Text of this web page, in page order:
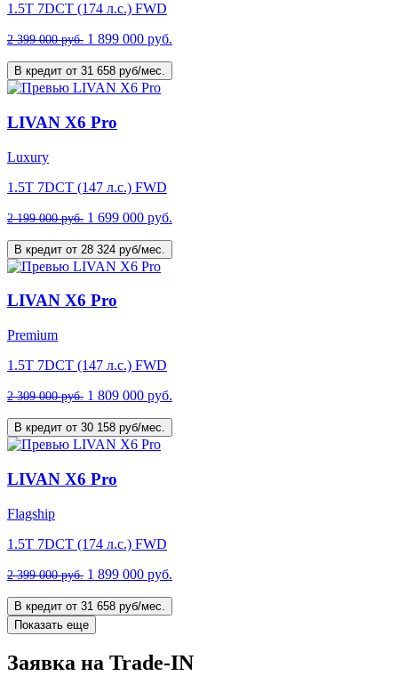
1.5T 7DCT (174 л.с.) FWD
2 399 000 руб. 1 899 000 руб.
В кредит от 31 658 руб/мес.
LIVAN X6 Pro
Luxury
1.5T 7DCT (147 л.с.) FWD
2 199 000 руб. 1 699 000 руб.
В кредит от 28 324 руб/мес.
LIVAN X6 Pro
Premium
1.5T 7DCT (147 л.с.) FWD
2 309 000 руб. 1 809 000 руб.
В кредит от 30 158 руб/мес.
LIVAN X6 Pro
Flagship
1.5T 7DCT (174 л.с.) FWD
2 399 000 руб. 1 899 000 руб.
В кредит от 31 658 руб/мес.
Показать еще
Заявка на Trade-IN